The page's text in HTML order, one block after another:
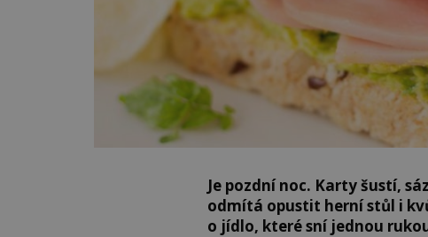
Je pozdní noc. Karty šustí,
odmítá opustit herní stůl i
o jídlo, které sní jednou